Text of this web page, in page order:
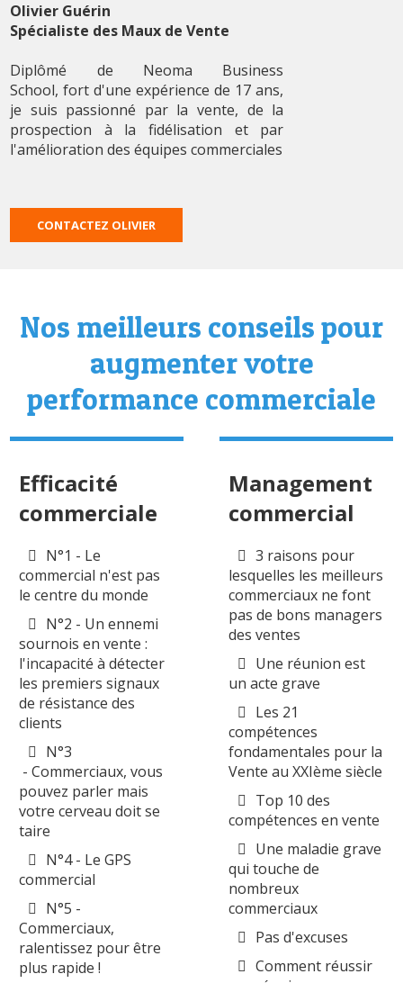
Olivier Guérin
Spécialiste des Maux de Vente
Diplômé de Neoma Business
School, fort d'une expérience de 17 ans,
je suis passionné par la vente, de la
prospection à la fidélisation et par
l'amélioration des équipes commerciales
CONTACTEZ OLIVIER
Nos meilleurs conseils pour
augmenter votre
performance commerciale
Efficacité
commerciale
N°1 - Le
commercial n'est pas
le centre du monde
N°2 - Un ennemi
sournois en vente :
l'incapacité à détecter
les premiers signaux
de résistance des
clients
N°3
- Commerciaux, vous
pouvez parler mais
votre cerveau doit se
taire
N°4 - Le GPS
commercial
N°5 -
Commerciaux,
ralentissez pour être
plus rapide !
Management
commercial
3 raisons pour
lesquelles les meilleurs
commerciaux ne font
pas de bons managers
des ventes
Une réunion est
un acte grave
Les 21
compétences
fondamentales pour la
Vente au XXIème siècle
Top 10 des
compétences en vente
Une maladie grave
qui touche de
nombreux
commerciaux
Pas d'excuses
Comment réussir